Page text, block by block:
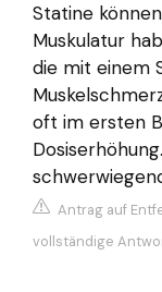
Statine
Muskulatur
die mit einem
oft im ersten
Antrag auf
vollständige